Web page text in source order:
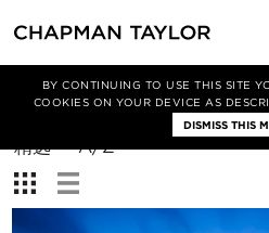
BY CONTINUING TO USE THIS SITE
COOKIES ON YOUR DEVICE AS
DISMISS THIS
筛选条件
排
序
方
式：
精选
A/Z
查
看：